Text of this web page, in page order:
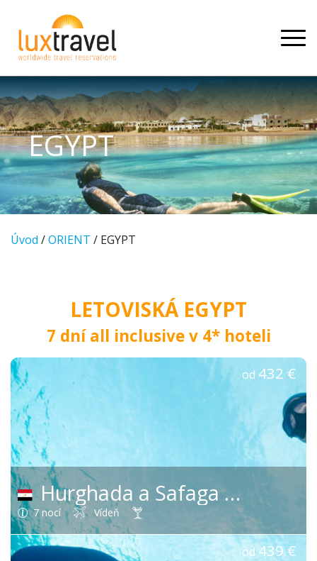
EGYPT
Úvod /ORIENT / EGYPT
LETOVISKÁ EGYPT
7 dní all inclusive v 4* hoteli
Hurghada a Safaga(Egypt)
7 nocí Vídeň
od 432 €
od439 €